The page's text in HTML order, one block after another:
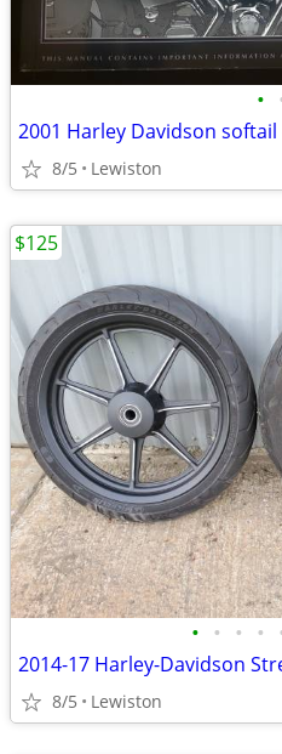
•
2001 Harley Davidson
8/5 Lewiston
• • • •
8/5 Lewiston
$125